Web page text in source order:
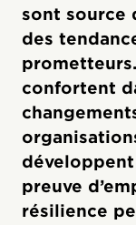
sont source
des
confortent
preuve
résilience